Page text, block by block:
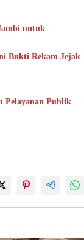
untuk
Bukti Rekam Jejak
Pelayanan Publik